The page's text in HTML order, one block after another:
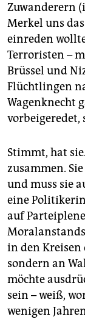
Zuwanderern
Merkel uns
einreden
Terroristen –
Brüssel und
Flüchtlingen
Wagenknecht
vorbeigeredet,
Stimmt, hat
zusammen.
und muss sie
eine
auf
in den
sondern an
möchte
sein – weiß,
wenigen